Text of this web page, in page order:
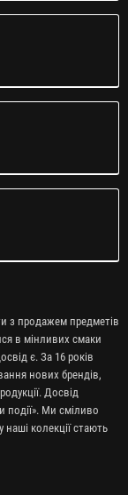
з продажем предметів
в мінливих смаки
є. За 16 років
нових брендів,
Досвід
події». Ми сміливо
колекції стають